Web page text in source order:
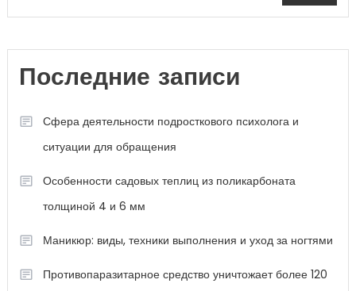
Последние записи
Сфера деятельности подросткового психолога и
ситуации для обращения
Особенности садовых теплиц из поликарбоната
толщиной 4 и 6 мм
Маникюр: виды, техники выполнения и уход за ногтями
Противопаразитарное средство уничтожает более 120